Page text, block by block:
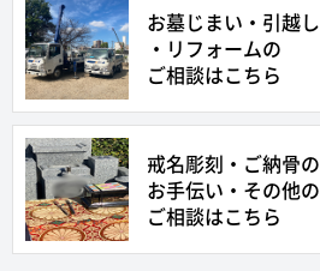
お墓じまい・引越し
・リフォームの
ご相談はこちら
戒名彫刻・ご納骨の
お手伝い・その他の
ご相談はこちら